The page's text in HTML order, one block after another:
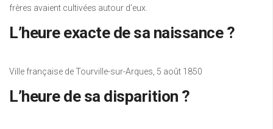
frères avaient cultivées autour d’eux.
L’heure exacte de sa naissance ?
Ville française de Tourville-sur-Arques, 5 août 1850
L’heure de sa disparition ?